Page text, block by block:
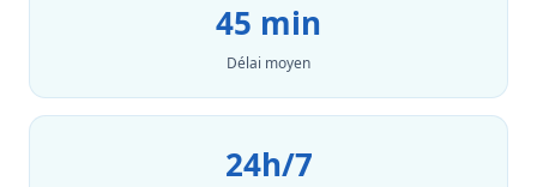
45 min
Délai moyen
24h/7